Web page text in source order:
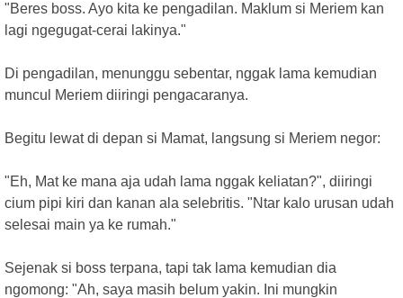
"Beres boss. Ayo kita ke pengadilan. Maklum si Meriem kan
lagi ngegugat-cerai lakinya."
Di pengadilan, menunggu sebentar, nggak lama kemudian
muncul Meriem diiringi pengacaranya.
Begitu lewat di depan si Mamat, langsung si Meriem negor:
"Eh, Mat ke mana aja udah lama nggak keliatan?", diiringi
cium pipi kiri dan kanan ala selebritis. "Ntar kalo urusan udah
selesai main ya ke rumah."
Sejenak si boss terpana, tapi tak lama kemudian dia
ngomong: "Ah, saya masih belum yakin. Ini mungkin